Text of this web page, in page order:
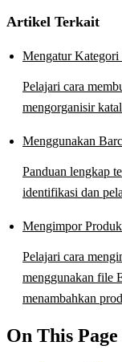
Artikel Terkait
Mengatur Kategori
Pelajari cara
mengorganisir
Menggunakan
Panduan lengkap
identifikasi dan
Mengimpor
Pelajari cara
menggunakan file
menambahkan
On This Page